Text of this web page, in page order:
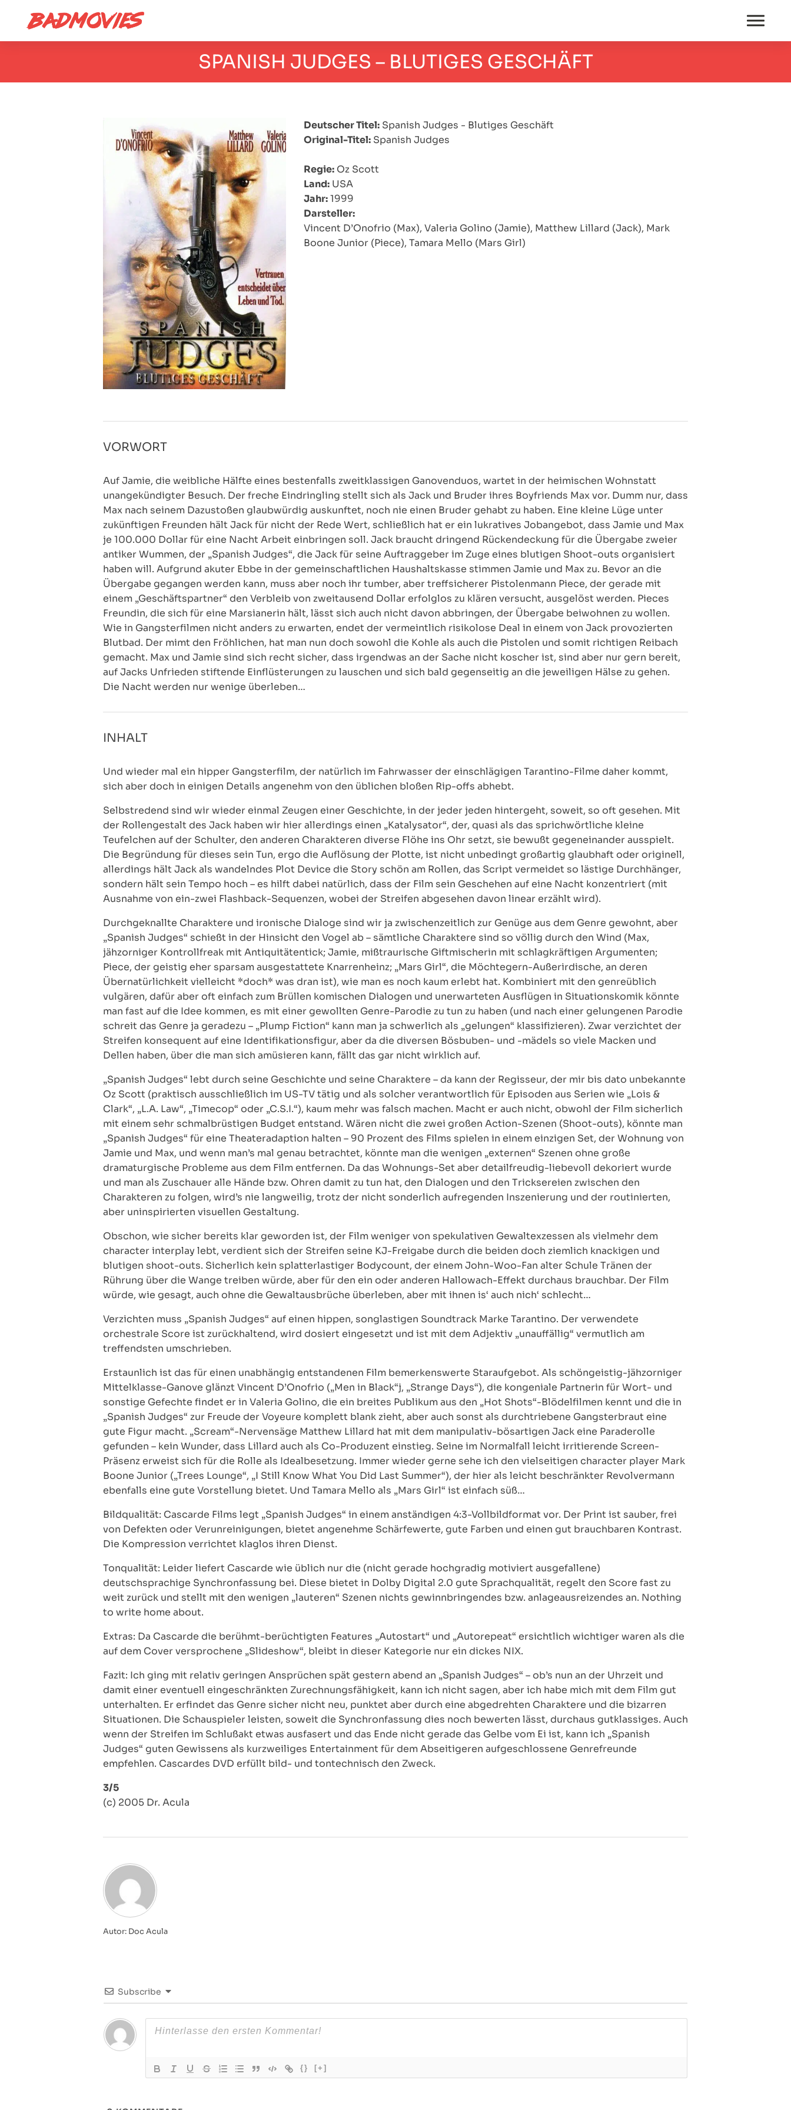
SPANISH JUDGES – BLUTIGES GESCHÄFT
Deutscher Titel: Spanish Judges - Blutiges Geschäft
Original-Titel: Spanish Judges
Regie: Oz Scott
Land: USA
Jahr:1999
Darsteller:
Vincent D’Onofrio (Max), Valeria Golino (Jamie), Matthew Lillard (Jack), Mark
Boone Junior (Piece), Tamara Mello (Mars Girl)
VORWORT
Auf Jamie, die weibliche Hälfte eines bestenfalls zweitklassigen Ganovenduos, wartet in der heimischen Wohnstatt
unangekündigter Besuch. Der freche Eindringling stellt sich als Jack und Bruder ihres Boyfriends Max vor. Dumm nur, dass
Max nach seinem Dazustoßen glaubwürdig auskunftet, noch nie einen Bruder gehabt zu haben. Eine kleine Lüge unter
zukünftigen Freunden hält Jack für nicht der Rede Wert, schließlich hat er ein lukratives Jobangebot, dass Jamie und Max
je 100.000 Dollar für eine Nacht Arbeit einbringen soll. Jack braucht dringend Rückendeckung für die Übergabe zweier
antiker Wummen, der „Spanish Judges“, die Jack für seine Auftraggeber im Zuge eines blutigen Shoot-outs organisiert
haben will. Aufgrund akuter Ebbe in der gemeinschaftlichen Haushaltskasse stimmen Jamie und Max zu. Bevor an die
Übergabe gegangen werden kann, muss aber noch ihr tumber, aber treffsicherer Pistolenmann Piece, der gerade mit
einem „Geschäftspartner“ den Verbleib von zweitausend Dollar erfolglos zu klären versucht, ausgelöst werden. Pieces
Freundin, die sich für eine Marsianerin hält, lässt sich auch nicht davon abbringen, der Übergabe beiwohnen zu wollen.
Wie in Gangsterfilmen nicht anders zu erwarten, endet der vermeintlich risikolose Deal in einem von Jack provozierten
Blutbad. Der mimt den Fröhlichen, hat man nun doch sowohl die Kohle als auch die Pistolen und somit richtigen Reibach
gemacht. Max und Jamie sind sich recht sicher, dass irgendwas an der Sache nicht koscher ist, sind aber nur gern bereit,
auf Jacks Unfrieden stiftende Einflüsterungen zu lauschen und sich bald gegenseitig an die jeweiligen Hälse zu gehen.
Die Nacht werden nur wenige überleben…
INHALT
Und wieder mal ein hipper Gangsterfilm, der natürlich im Fahrwasser der einschlägigen Tarantino-Filme daher kommt,
sich aber doch in einigen Details angenehm von den üblichen bloßen Rip-offs abhebt.
Selbstredend sind wir wieder einmal Zeugen einer Geschichte, in der jeder jeden hintergeht, soweit, so oft gesehen. Mit
der Rollengestalt des Jack haben wir hier allerdings einen „Katalysator“, der, quasi als das sprichwörtliche kleine
Teufelchen auf der Schulter, den anderen Charakteren diverse Flöhe ins Ohr setzt, sie bewußt gegeneinander ausspielt.
Die Begründung für dieses sein Tun, ergo die Auflösung der Plotte, ist nicht unbedingt großartig glaubhaft oder originell,
allerdings hält Jack als wandelndes Plot Device die Story schön am Rollen, das Script vermeidet so lästige Durchhänger,
sondern hält sein Tempo hoch – es hilft dabei natürlich, dass der Film sein Geschehen auf eine Nacht konzentriert (mit
Ausnahme von ein-zwei Flashback-Sequenzen, wobei der Streifen abgesehen davon linear erzählt wird).
Durchgeknallte Charaktere und ironische Dialoge sind wir ja zwischenzeitlich zur Genüge aus dem Genre gewohnt, aber
„Spanish Judges“ schießt in der Hinsicht den Vogel ab – sämtliche Charaktere sind so völlig durch den Wind (Max,
jähzorniger Kontrollfreak mit Antiquitätentick; Jamie, mißtraurische Giftmischerin mit schlagkräftigen Argumenten;
Piece, der geistig eher sparsam ausgestattete Knarrenheinz; „Mars Girl“, die Möchtegern-Außerirdische, an deren
Übernatürlichkeit vielleicht *doch* was dran ist), wie man es noch kaum erlebt hat. Kombiniert mit den genreüblich
vulgären, dafür aber oft einfach zum Brüllen komischen Dialogen und unerwarteten Ausflügen in Situationskomik könnte
man fast auf die Idee kommen, es mit einer gewollten Genre-Parodie zu tun zu haben (und nach einer gelungenen Parodie
schreit das Genre ja geradezu – „Plump Fiction“ kann man ja schwerlich als „gelungen“ klassifizieren). Zwar verzichtet der
Streifen konsequent auf eine Identifikationsfigur, aber da die diversen Bösbuben- und -mädels so viele Macken und
Dellen haben, über die man sich amüsieren kann, fällt das gar nicht wirklich auf.
„Spanish Judges“ lebt durch seine Geschichte und seine Charaktere – da kann der Regisseur, der mir bis dato unbekannte
Oz Scott (praktisch ausschließlich im US-TV tätig und als solcher verantwortlich für Episoden aus Serien wie „Lois &
Clark“, „L.A. Law“, „Timecop“ oder „C.S.I.“), kaum mehr was falsch machen. Macht er auch nicht, obwohl der Film sicherlich
mit einem sehr schmalbrüstigen Budget entstand. Wären nicht die zwei großen Action-Szenen (Shoot-outs), könnte man
„Spanish Judges“ für eine Theateradaption halten – 90 Prozent des Films spielen in einem einzigen Set, der Wohnung von
Jamie und Max, und wenn man’s mal genau betrachtet, könnte man die wenigen „externen“ Szenen ohne große
dramaturgische Probleme aus dem Film entfernen. Da das Wohnungs-Set aber detailfreudig-liebevoll dekoriert wurde
und man als Zuschauer alle Hände bzw. Ohren damit zu tun hat, den Dialogen und den Tricksereien zwischen den
Charakteren zu folgen, wird’s nie langweilig, trotz der nicht sonderlich aufregenden Inszenierung und der routinierten,
aber uninspirierten visuellen Gestaltung.
Obschon, wie sicher bereits klar geworden ist, der Film weniger von spekulativen Gewaltexzessen als vielmehr dem
character interplay lebt, verdient sich der Streifen seine KJ-Freigabe durch die beiden doch ziemlich knackigen und
blutigen shoot-outs. Sicherlich kein splatterlastiger Bodycount, der einem John-Woo-Fan alter Schule Tränen der
Rührung über die Wange treiben würde, aber für den ein oder anderen Hallowach-Effekt durchaus brauchbar. Der Film
würde, wie gesagt, auch ohne die Gewaltausbrüche überleben, aber mit ihnen is‘ auch nich‘ schlecht…
Verzichten muss „Spanish Judges“ auf einen hippen, songlastigen Soundtrack Marke Tarantino. Der verwendete
orchestrale Score ist zurückhaltend, wird dosiert eingesetzt und ist mit dem Adjektiv „unauffällig“ vermutlich am
treffendsten umschrieben.
Erstaunlich ist das für einen unabhängig entstandenen Film bemerkenswerte Staraufgebot. Als schöngeistig-jähzorniger
Mittelklasse-Ganove glänzt Vincent D’Onofrio („Men in Black“j, „Strange Days“), die kongeniale Partnerin für Wort- und
sonstige Gefechte findet er in Valeria Golino, die ein breites Publikum aus den „Hot Shots“-Blödelfilmen kennt und die in
„Spanish Judges“ zur Freude der Voyeure komplett blank zieht, aber auch sonst als durchtriebene Gangsterbraut eine
gute Figur macht. „Scream“-Nervensäge Matthew Lillard hat mit dem manipulativ-bösartigen Jack eine Paraderolle
gefunden – kein Wunder, dass Lillard auch als Co-Produzent einstieg. Seine im Normalfall leicht irritierende Screen-
Präsenz erweist sich für die Rolle als Idealbesetzung. Immer wieder gerne sehe ich den vielseitigen character player Mark
Boone Junior („Trees Lounge“, „I Still Know What You Did Last Summer“), der hier als leicht beschränkter Revolvermann
ebenfalls eine gute Vorstellung bietet. Und Tamara Mello als „Mars Girl“ ist einfach süß…
Bildqualität: Cascarde Films legt „Spanish Judges“ in einem anständigen 4:3-Vollbildformat vor. Der Print ist sauber, frei
von Defekten oder Verunreinigungen, bietet angenehme Schärfewerte, gute Farben und einen gut brauchbaren Kontrast.
Die Kompression verrichtet klaglos ihren Dienst.
Tonqualität: Leider liefert Cascarde wie üblich nur die (nicht gerade hochgradig motiviert ausgefallene)
deutschsprachige Synchronfassung bei. Diese bietet in Dolby Digital 2.0 gute Sprachqualität, regelt den Score fast zu
weit zurück und stellt mit den wenigen „lauteren“ Szenen nichts gewinnbringendes bzw. anlageausreizendes an. Nothing
to write home about.
Extras: Da Cascarde die berühmt-berüchtigten Features „Autostart“ und „Autorepeat“ ersichtlich wichtiger waren als die
auf dem Cover versprochene „Slideshow“, bleibt in dieser Kategorie nur ein dickes NIX.
Fazit: Ich ging mit relativ geringen Ansprüchen spät gestern abend an „Spanish Judges“ – ob’s nun an der Uhrzeit und
damit einer eventuell eingeschränkten Zurechnungsfähigkeit, kann ich nicht sagen, aber ich habe mich mit dem Film gut
unterhalten. Er erfindet das Genre sicher nicht neu, punktet aber durch eine abgedrehten Charaktere und die bizarren
Situationen. Die Schauspieler leisten, soweit die Synchronfassung dies noch bewerten lässt, durchaus gutklassiges. Auch
wenn der Streifen im Schlußakt etwas ausfasert und das Ende nicht gerade das Gelbe vom Ei ist, kann ich „Spanish
Judges“ guten Gewissens als kurzweiliges Entertainment für dem Abseitigeren aufgeschlossene Genrefreunde
empfehlen. Cascardes DVD erfüllt bild- und tontechnisch den Zweck.
3/5
(c) 2005 Dr. Acula
Autor: Doc Acula
Subscribe
{} [+]